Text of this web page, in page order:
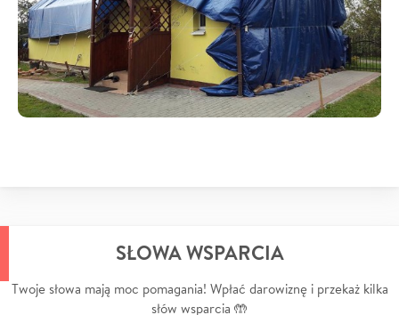
SŁOWA WSPARCIA
Twoje słowa mają moc pomagania! Wpłać darowiznę i przekaż kilka
słów wsparcia 🤲